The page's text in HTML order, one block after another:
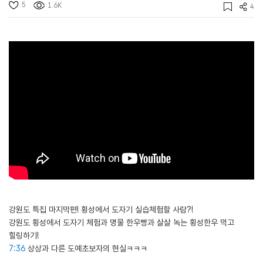
5 1.6K 4
강원도 특집 마지막편! 횡성에서 도자기 실습체험할 사람?!
강원도 횡성에서 도자기 체험과 명물 한우빵과 살살 녹는 횡성한우 먹고
힐링하기!
7:36 상상과 다른 도예초보자의 현실ㅋㅋㅋ